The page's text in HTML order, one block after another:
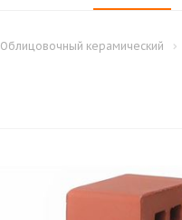
Облицовочный керамический